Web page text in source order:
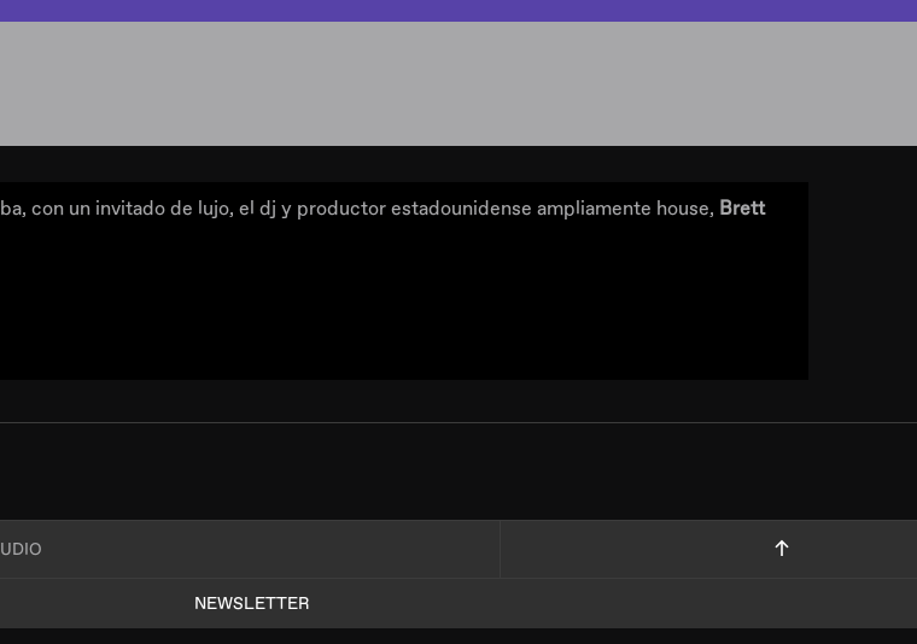
con un invitado de lujo, el dj y productor estadounidense ampliamente house, Brett
NEWSLETTER